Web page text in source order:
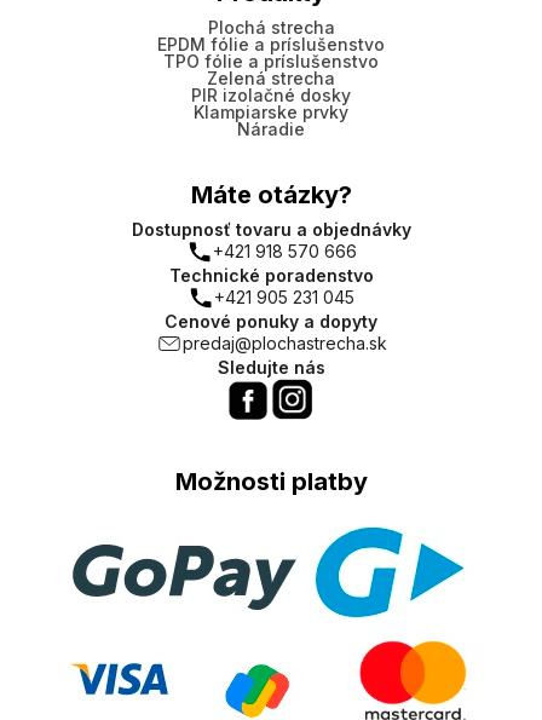
Plochá strecha
EPDM fólie a príslušenstvo
TPO fólie a príslušenstvo
Zelená strecha
PIR izolačné dosky
Klampiarske prvky
Náradie
Máte otázky?
Dostupnosť tovaru a objednávky
+421 918 570 666
Technické poradenstvo
+421 905 231 045
Cenové ponuky a dopyty
predaj@plochastrecha.sk
Sledujte nás
Možnosti platby